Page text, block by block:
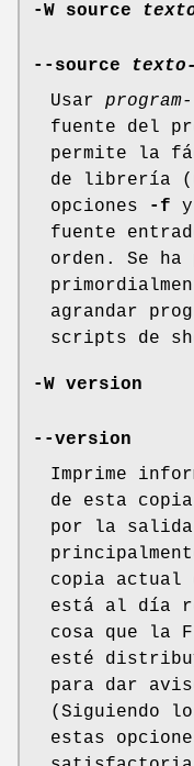
-W source
--source texto-
Usar
fuente del
permite la
de librería
opciones
-f y
fuente
orden. Se ha
agrandar
scripts de
-W version
--version
Imprime
de esta
por la
copia actual
está al día
cosa que la
esté
para dar
(Siguiendo
estas